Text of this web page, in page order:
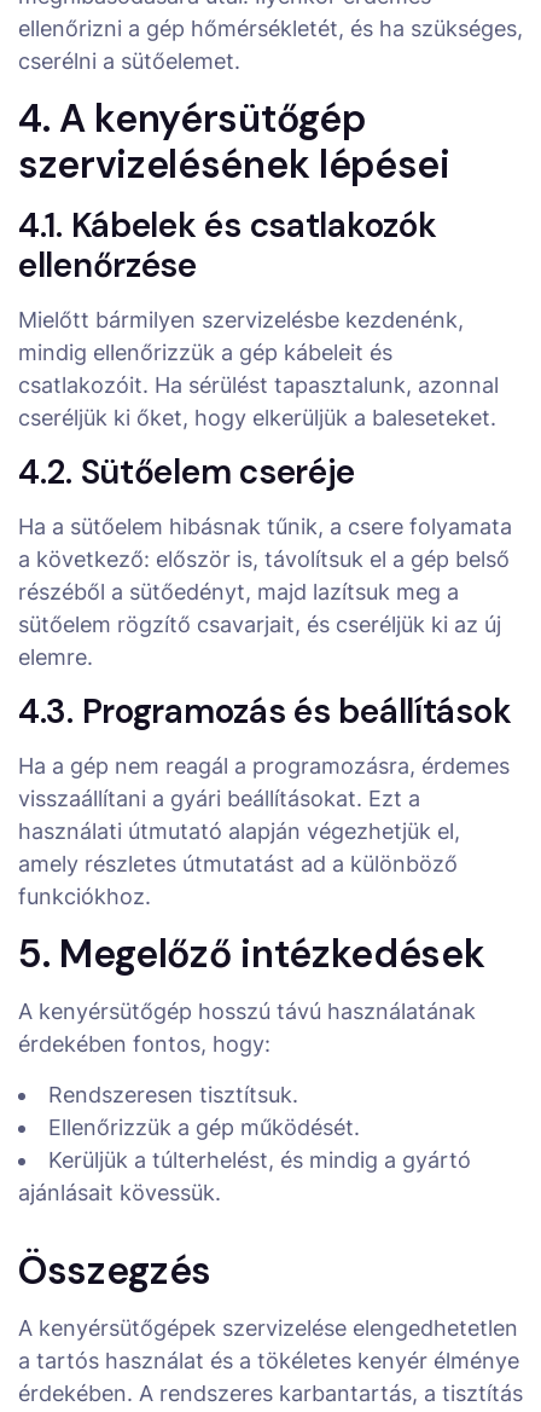
ellenőrizni a gép hőmérsékletét, és ha szükséges,
cserélni a sütőelemet.
4. A kenyérsütőgép
szervizelésének lépései
4.1. Kábelek és csatlakozók
ellenőrzése
Mielőtt bármilyen szervizelésbe kezdenénk,
mindig ellenőrizzük a gép kábeleit és
csatlakozóit. Ha sérülést tapasztalunk, azonnal
cseréljük ki őket, hogy elkerüljük a baleseteket.
4.2. Sütőelem cseréje
Ha a sütőelem hibásnak tűnik, a csere folyamata
a következő: először is, távolítsuk el a gép belső
részéből a sütőedényt, majd lazítsuk meg a
sütőelem rögzítő csavarjait, és cseréljük ki az új
elemre.
4.3. Programozás és beállítások
Ha a gép nem reagál a programozásra, érdemes
visszaállítani a gyári beállításokat. Ezt a
használati útmutató alapján végezhetjük el,
amely részletes útmutatást ad a különböző
funkciókhoz.
5. Megelőző intézkedések
A kenyérsütőgép hosszú távú használatának
érdekében fontos, hogy:
Rendszeresen tisztítsuk.
Ellenőrizzük a gép működését.
Kerüljük a túlterhelést, és mindig a gyártó
ajánlásait kövessük.
Összegzés
A kenyérsütőgépek szervizelése elengedhetetlen
a tartós használat és a tökéletes kenyér élménye
érdekében. A rendszeres karbantartás, a tisztítás